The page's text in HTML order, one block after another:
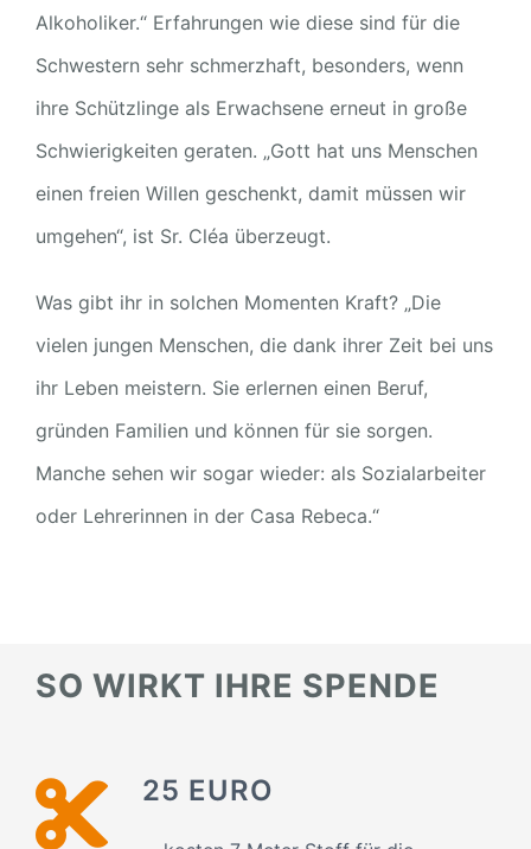
Alkoholiker.“ Erfahrungen wie diese sind für die
Schwestern sehr schmerzhaft, besonders, wenn
ihre Schützlinge als Erwachsene erneut in große
Schwierigkeiten geraten. „Gott hat uns Menschen
einen freien Willen geschenkt, damit müssen wir
umgehen“, ist Sr. Cléa überzeugt.
Was gibt ihr in solchen Momenten Kraft? „Die
vielen jungen Menschen, die dank ihrer Zeit bei uns
ihr Leben meistern. Sie erlernen einen Beruf,
gründen Familien und können für sie sorgen.
Manche sehen wir sogar wieder: als Sozialarbeiter
oder Lehrerinnen in der Casa Rebeca.“
SO WIRKT IHRE SPENDE
25 EURO